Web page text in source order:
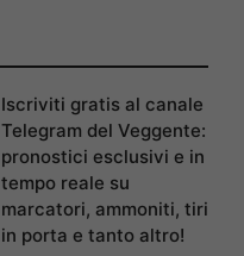
Iscriviti gratis al canale
Telegram del Veggente:
pronostici esclusivi e in
tempo reale su
marcatori, ammoniti, tiri
in porta e tanto altro!